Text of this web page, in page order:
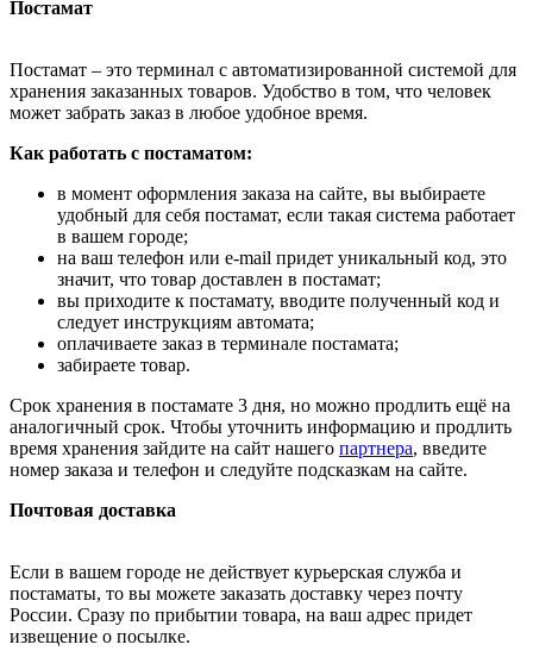
Постамат
Постамат – это терминал с автоматизированной системой для
хранения заказанных товаров. Удобство в том, что человек
может забрать заказ в любое удобное время.
Как работать с постаматом:
в момент оформления заказа на сайте, вы выбираете
удобный для себя постамат, если такая система работает
в вашем городе;
на ваш телефон или e-mail придет уникальный код, это
значит, что товар доставлен в постамат;
вы приходите к постамату, вводите полученный код и
следует инструкциям автомата;
оплачиваете заказ в терминале постамата;
забираете товар.
Срок хранения в постамате 3 дня, но можно продлить ещё на
аналогичный срок. Чтобы уточнить информацию и продлить
время хранения зайдите на сайт нашего партнера, введите
номер заказа и телефон и следуйте подсказкам на сайте.
Почтовая доставка
Если в вашем городе не действует курьерская служба и
постаматы, то вы можете заказать доставку через почту
России. Сразу по прибытии товара, на ваш адрес придет
извещение о посылке.